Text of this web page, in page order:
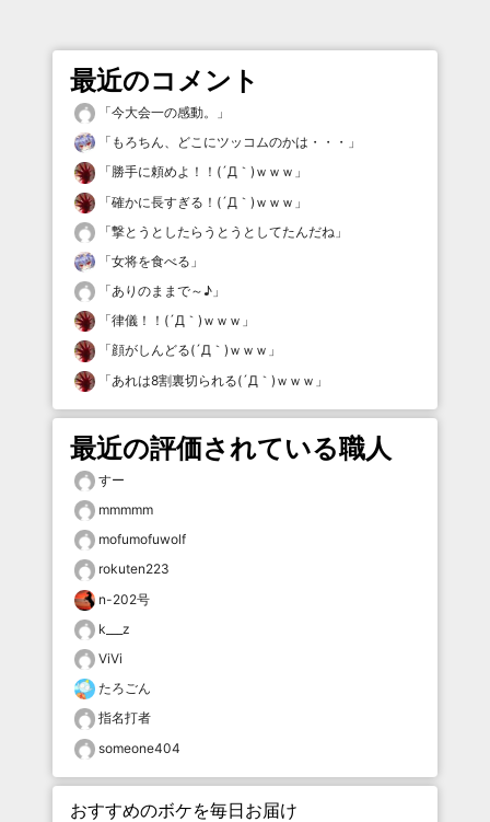
最近のコメント
「今大会一の感動。
」
「 もろちん、どこにツッコムのかは・・・ 」
「勝手に頼めよ！！(´Д｀)ｗｗｗ 」
「確かに長すぎる！(´Д｀)ｗｗｗ 」
「撃とうとしたらうとうとしてたんだね 」
「女将を食べる 」
「ありのままで～♪ 」
「律儀！！(´Д｀)ｗｗｗ 」
「顔がしんどる(´Д｀)ｗｗｗ 」
「あれは8割裏切られる(´Д｀)ｗｗｗ 」
最近の評価されている職人
すー
mmmmm
mofumofuwolf
rokuten223
n-202号
k___z
ViVi
たろごん
指名打者
someone404
おすすめのボケを毎日お届け